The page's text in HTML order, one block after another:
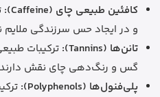
کافئین طبیعی چای (Caffeine):
و در ایجاد حس سرزندگی
تانن‌ها (Tannins):
ترکیبات
گس و رنگ‌دهی چای نقش
پلی‌فنول‌ها (Polyphenols):